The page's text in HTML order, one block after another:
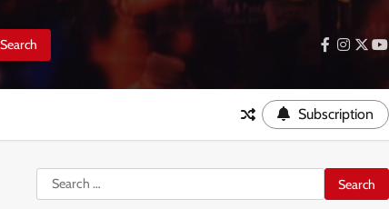
facebook
Subscription
Search
for: